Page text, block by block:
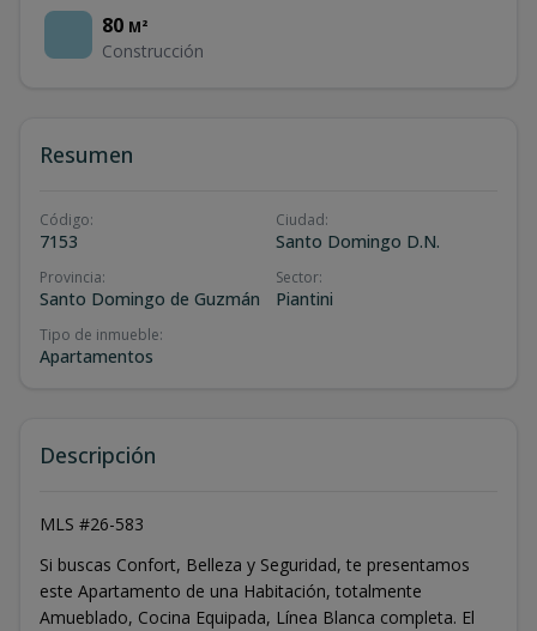
80 M²
Construcción
Resumen
Código:
7153
Ciudad:
Santo Domingo D.N.
Provincia:
Santo Domingo de Guzmán
Sector:
Piantini
Tipo de inmueble:
Apartamentos
Descripción
MLS #26-583
Si buscas Confort, Belleza y Seguridad, te presentamos
este Apartamento de una Habitación, totalmente
Amueblado, Cocina Equipada, Línea Blanca completa. El